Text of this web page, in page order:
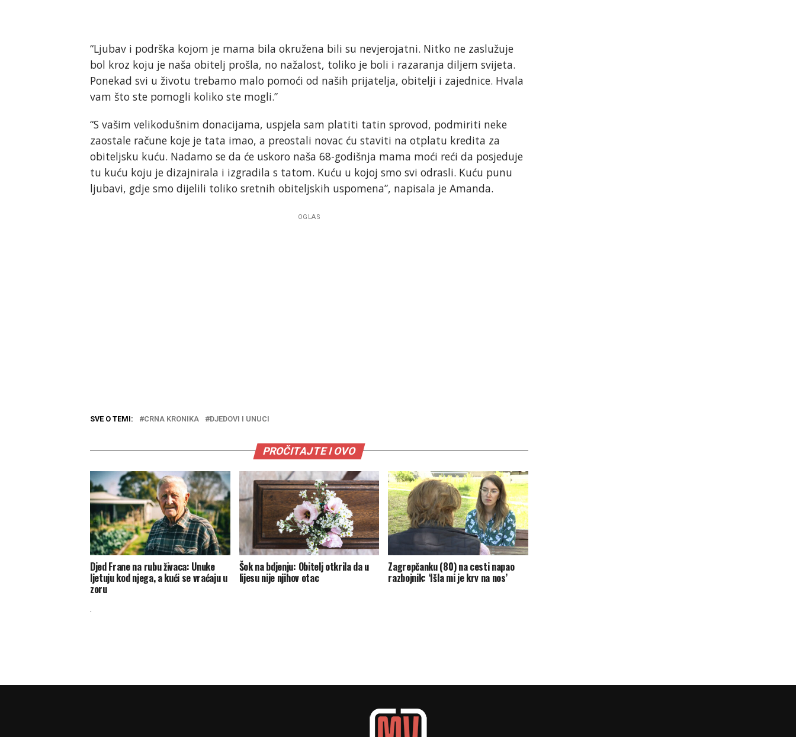
“Ljubav i podrška kojom je mama bila okružena bili su nevjerojatni. Nitko ne zaslužuje
bol kroz koju je naša obitelj prošla, no nažalost, toliko je boli i razaranja diljem svijeta.
Ponekad svi u životu trebamo malo pomoći od naših prijatelja, obitelji i zajednice. Hvala
vam što ste pomogli koliko ste mogli.”
“S vašim velikodušnim donacijama, uspjela sam platiti tatin sprovod, podmiriti neke
zaostale račune koje je tata imao, a preostali novac ću staviti na otplatu kredita za
obiteljsku kuću. Nadamo se da će uskoro naša 68-godišnja mama moći reći da posjeduje
tu kuću koju je dizajnirala i izgradila s tatom. Kuću u kojoj smo svi odrasli. Kuću punu
ljubavi, gdje smo dijelili toliko sretnih obiteljskih uspomena”, napisala je Amanda.
OGLAS
SVE O TEMI: CRNA KRONIKA DJEDOVI I UNUCI
PROČITAJTE I OVO
Djed Frane na rubu živaca: Unuke
ljetuju kod njega, a kući se vraćaju u
zoru
Šok na bdjenju: Obitelj otkrila da u
lijesu nije njihov otac
Zagrepčanku (80) na cesti napao
razbojnik: ‘Išla mi je krv na nos’
.